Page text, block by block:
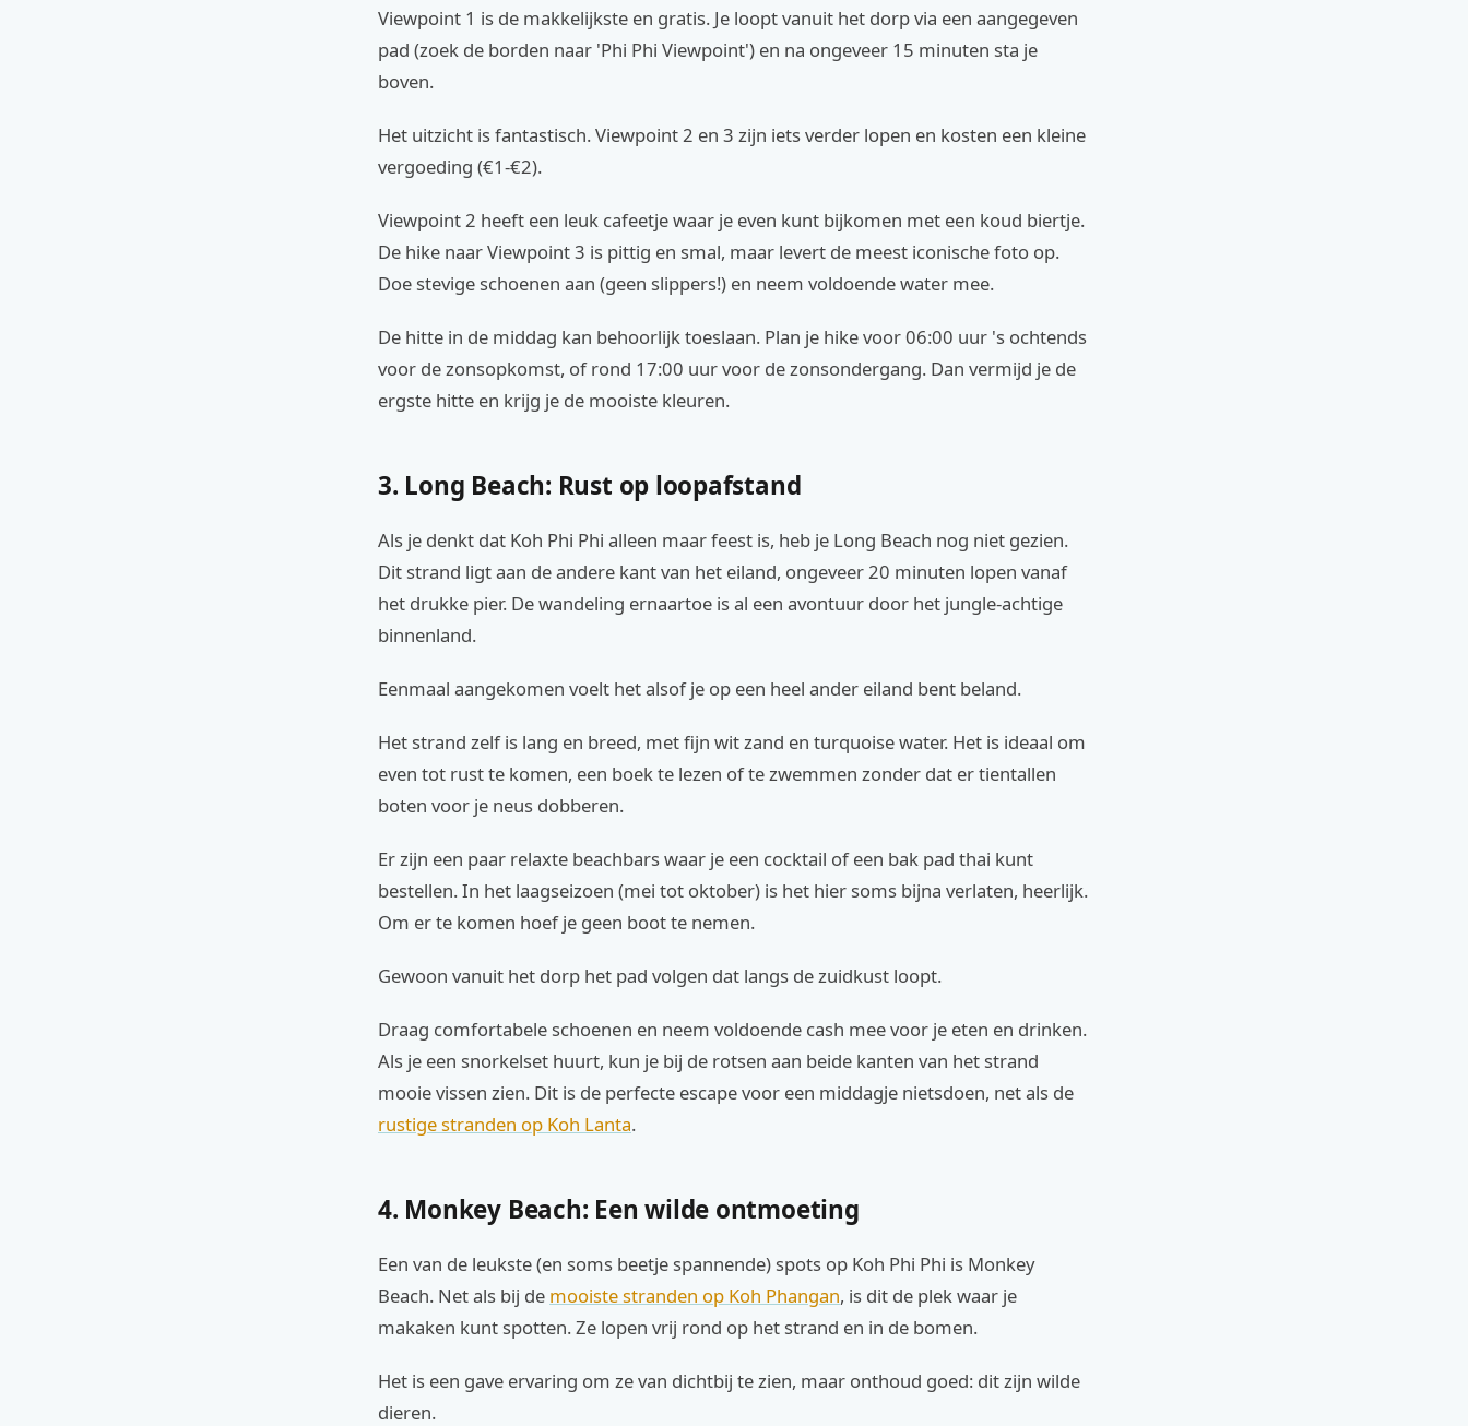
Viewpoint 1 is de makkelijkste en gratis. Je loopt vanuit het dorp via een aangegeven
pad (zoek de borden naar 'Phi Phi Viewpoint') en na ongeveer 15 minuten sta je
boven.
Het uitzicht is fantastisch. Viewpoint 2 en 3 zijn iets verder lopen en kosten een kleine
vergoeding (€1-€2).
Viewpoint 2 heeft een leuk cafeetje waar je even kunt bijkomen met een koud biertje.
De hike naar Viewpoint 3 is pittig en smal, maar levert de meest iconische foto op.
Doe stevige schoenen aan (geen slippers!) en neem voldoende water mee.
De hitte in de middag kan behoorlijk toeslaan. Plan je hike voor 06:00 uur 's ochtends
voor de zonsopkomst, of rond 17:00 uur voor de zonsondergang. Dan vermijd je de
ergste hitte en krijg je de mooiste kleuren.
3. Long Beach: Rust op loopafstand
Als je denkt dat Koh Phi Phi alleen maar feest is, heb je Long Beach nog niet gezien.
Dit strand ligt aan de andere kant van het eiland, ongeveer 20 minuten lopen vanaf
het drukke pier. De wandeling ernaartoe is al een avontuur door het jungle-achtige
binnenland.
Eenmaal aangekomen voelt het alsof je op een heel ander eiland bent beland.
Het strand zelf is lang en breed, met fijn wit zand en turquoise water. Het is ideaal om
even tot rust te komen, een boek te lezen of te zwemmen zonder dat er tientallen
boten voor je neus dobberen.
Er zijn een paar relaxte beachbars waar je een cocktail of een bak pad thai kunt
bestellen. In het laagseizoen (mei tot oktober) is het hier soms bijna verlaten, heerlijk.
Om er te komen hoef je geen boot te nemen.
Gewoon vanuit het dorp het pad volgen dat langs de zuidkust loopt.
Draag comfortabele schoenen en neem voldoende cash mee voor je eten en drinken.
Als je een snorkelset huurt, kun je bij de rotsen aan beide kanten van het strand
mooie vissen zien. Dit is de perfecte escape voor een middagje nietsdoen, net als de
rustige stranden op Koh Lanta.
4. Monkey Beach: Een wilde ontmoeting
Een van de leukste (en soms beetje spannende) spots op Koh Phi Phi is Monkey
Beach. Net als bij de mooiste stranden op Koh Phangan, is dit de plek waar je
makaken kunt spotten. Ze lopen vrij rond op het strand en in de bomen.
Het is een gave ervaring om ze van dichtbij te zien, maar onthoud goed: dit zijn wilde
dieren.